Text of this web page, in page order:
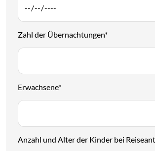
Zahl der Übernachtungen*
Erwachsene*
Anzahl und Alter der Kinder bei